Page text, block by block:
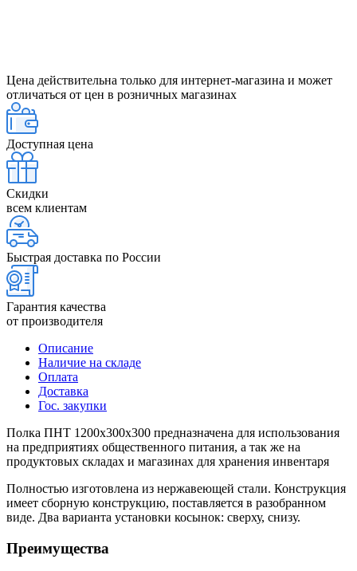
Цена действительна только для интернет-магазина и может
отличаться от цен в розничных магазинах
Доступная цена
Скидки
всем клиентам
Быстрая доставка по России
Гарантия качества
от производителя
Описание
Наличие на складе
Оплата
Доставка
Гос. закупки
Полка ПНТ 1200х300х300 предназначена для использования
на предприятиях общественного питания, а так же на
продуктовых складах и магазинах для хранения инвентаря
Полностью изготовлена из нержавеющей стали. Конструкция
имеет сборную конструкцию, поставляется в разобранном
виде. Два варианта установки косынок: сверху, снизу.
Преимущества